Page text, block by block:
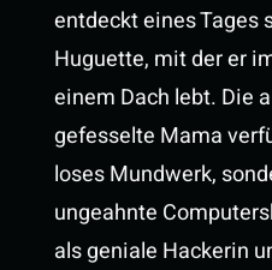
entdeckt eines Tages
Huguette, mit der er
einem Dach lebt. Die
gefesselte Mama
loses Mundwerk,
ungeahnte
als geniale Hackerin